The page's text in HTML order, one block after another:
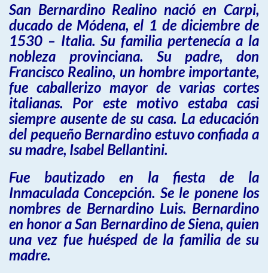
San Bernardino Realino nació en Carpi,
ducado de Módena, el 1 de diciembre de
1530 – Italia. Su familia pertenecía a la
nobleza provinciana. Su padre, don
Francisco Realino, un hombre importante,
fue caballerizo mayor de varias cortes
italianas. Por este motivo estaba casi
siempre ausente de su casa. La educación
del pequeño Bernardino estuvo confiada a
su madre, Isabel Bellantini.
Fue bautizado en la fiesta de la
Inmaculada Concepción. Se le ponene los
nombres de Bernardino Luis. Bernardino
en honor a San Bernardino de Siena, quien
una vez fue huésped de la familia de su
madre.